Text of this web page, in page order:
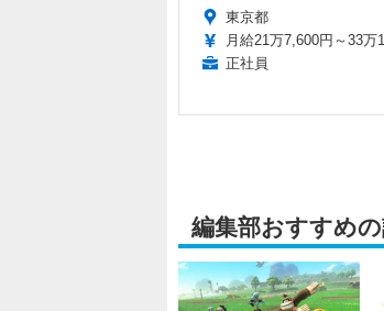
東京都
月給21万7,600円～33万
正社員
編集部おすすめ